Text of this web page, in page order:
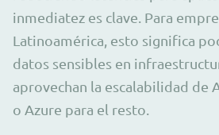
inmediatez es clave. Para
Latinoamérica, esto significa
datos sensibles en
aprovechan la escalabilidad de
o Azure para el resto.